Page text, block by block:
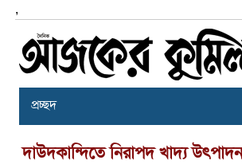
,
প্রচ্ছদ
দাউদকান্দিতে নিরাপদ খাদ্য